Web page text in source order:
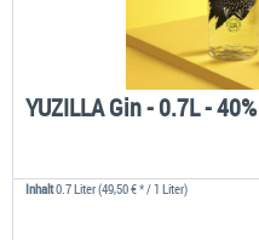
YUZILLA Gin - 0.7L - 40%
Inhalt0.7 Liter(49,50 € * / 1 Liter)